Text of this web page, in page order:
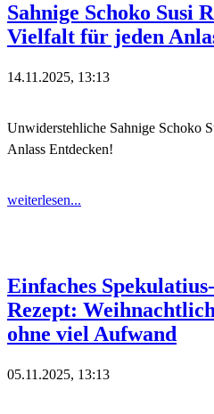
Sahnige Schoko Susi
Vielfalt für jeden
14.11.2025, 13:13
Unwiderstehliche Sahnige Schoko
Anlass Entdecken!
weiterlesen...
Einfaches
Rezept:
ohne viel Aufwand
05.11.2025, 13:13